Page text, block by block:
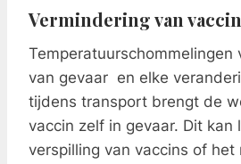
Vermindering van
Temperatuurschommelingen
van gevaar en elke
tijdens transport brengt de
vaccin zelf in gevaar. Dit kan
verspilling van vaccins of het